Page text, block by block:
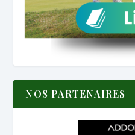
NOS PARTENAIRES